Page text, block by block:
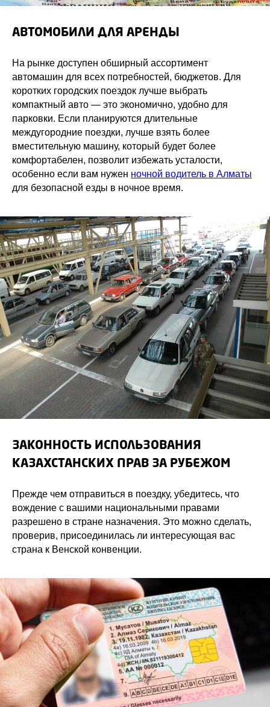
АВТОМОБИЛИ ДЛЯ АРЕНДЫ
На рынке доступен обширный ассортимент
автомашин для всех потребностей, бюджетов. Для
коротких городских поездок лучше выбрать
компактный авто — это экономично, удобно для
парковки. Если планируются длительные
междугородние поездки, лучше взять более
вместительную машину, который будет более
комфортабелен, позволит избежать усталости,
особенно если вам нужен ночной водитель в Алматы
для безопасной езды в ночное время.
ЗАКОННОСТЬ ИСПОЛЬЗОВАНИЯ
КАЗАХСТАНСКИХ ПРАВ ЗА РУБЕЖОМ
Прежде чем отправиться в поездку, убедитесь, что
вождение с вашими национальными правами
разрешено в стране назначения. Это можно сделать,
проверив, присоединилась ли интересующая вас
страна к Венской конвенции.